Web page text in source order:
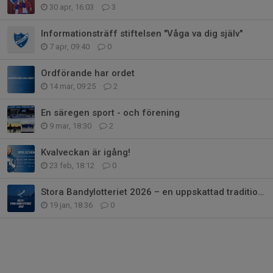
30 apr, 16:03 3
Informationsträff stiftelsen "Våga va dig själv"
7 apr, 09:40 0
Ordförande har ordet
14 mar, 09:25 2
En säregen sport - och förening
9 mar, 18:30 2
Kvalveckan är igång!
23 feb, 18:12 0
Stora Bandylotteriet 2026 – en uppskattad tradition i IFK Motala
19 jan, 18:36 0